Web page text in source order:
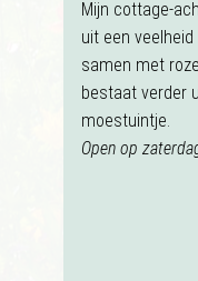
Mijn cottage-
uit een
samen met
bestaat verder
moestuintje.
Open op